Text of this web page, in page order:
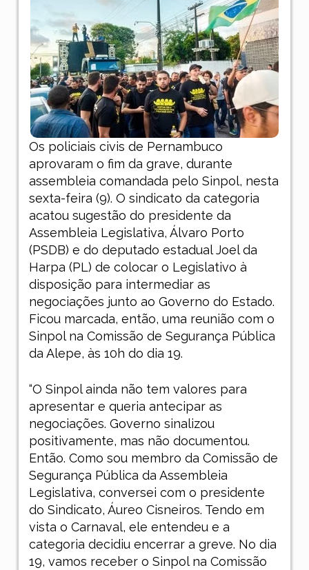
Os policiais civis de Pernambuco
aprovaram o fim da grave, durante
assembleia comandada pelo Sinpol, nesta
sexta-feira (9). O sindicato da categoria
acatou sugestão do presidente da
Assembleia Legislativa, Álvaro Porto
(PSDB) e do deputado estadual Joel da
Harpa (PL) de colocar o Legislativo à
disposição para intermediar as
negociações junto ao Governo do Estado.
Ficou marcada, então, uma reunião com o
Sinpol na Comissão de Segurança Pública
da Alepe, às 10h do dia 19.
“O Sinpol ainda não tem valores para
apresentar e queria antecipar as
negociações. Governo sinalizou
positivamente, mas não documentou.
Então. Como sou membro da Comissão de
Segurança Pública da Assembleia
Legislativa, conversei com o presidente
do Sindicato, Áureo Cisneiros. Tendo em
vista o Carnaval, ele entendeu e a
categoria decidiu encerrar a greve. No dia
19, vamos receber o Sinpol na Comissão